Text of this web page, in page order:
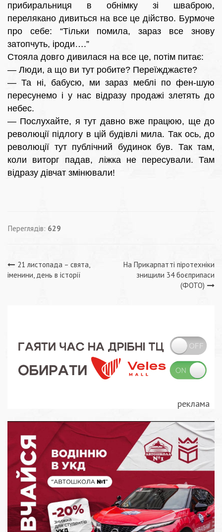
прибиральниця в обнімку зі шваброю,
перелякано дивиться на все це дійство. Бурмоче
про себе: “Тільки помила, зараз все знову
затопчуть, іроди….”
Стояла довго дивилася на все це, потім питає:
— Люди, а що ви тут робите? Переїжджаєте?
— Та ні, бабусю, ми зараз меблі по фен-шую
пересунемо і у нас відразу продажі злетять до
небес.
— Послухайте, я тут давно вже працюю, ще до
революції підлогу в цій будівлі мила. Так ось, до
революції тут публічний будинок був. Так там,
коли виторг падав, ліжка не пересували. Там
відразу дівчат змінювали!
Переглядів: 629
Навігація
21 листопада – свята,
іменини, день в історії
На Прикарпатті піротехніки
знищили 34 боєприпаси
(ФОТО)